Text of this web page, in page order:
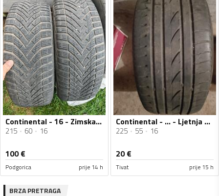
Continental - 16 - Zimska guma
215 60 16
100€
Podgorica prije 14 h
Continental - ... - Ljetnja guma
225 55 16
20€
Tivat prije 15 h
BRZA PRETRAGA